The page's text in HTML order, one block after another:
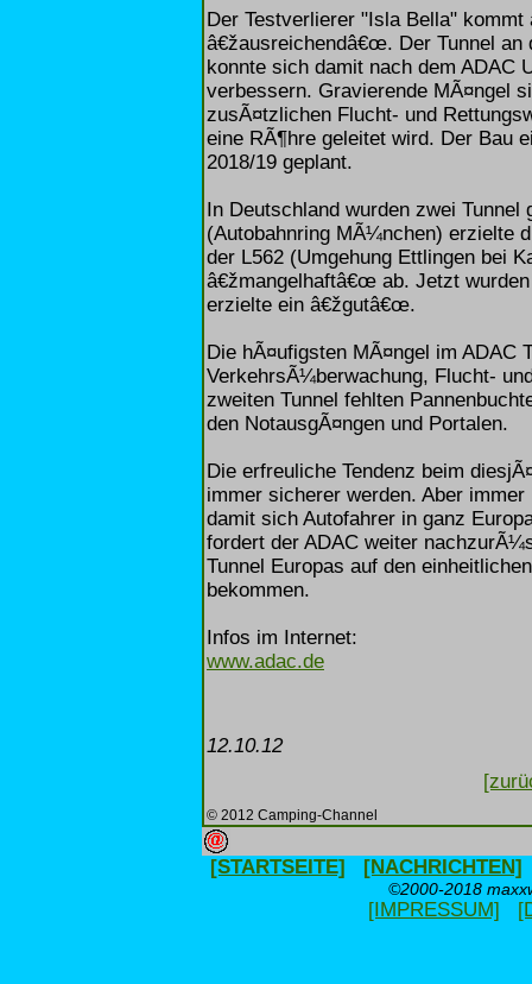
Der Testverlierer "Isla Bella"
â€žausreichendâ€œ. Der Tunnel an
konnte sich damit nach dem ADAC
verbessern. Gravierende MÃ¤ngel
zusÃ¤tzlichen Flucht- und
eine RÃ¶hre geleitet wird. Der Bau
2018/19 geplant.
In Deutschland wurden zwei Tunnel
(Autobahnring MÃ¼nchen) erzielte
der L562 (Umgehung Ettlingen bei
â€žmangelhaftâ€œ ab. Jetzt
erzielte ein â€žgutâ€œ.
Die hÃ¤ufigsten MÃ¤ngel im ADAC
VerkehrsÃ¼berwachung, Flucht-
zweiten Tunnel fehlten
den NotausgÃ¤ngen und Portalen.
Die erfreuliche Tendenz beim
immer sicherer werden. Aber
damit sich Autofahrer in ganz
fordert der ADAC weiter
Tunnel Europas auf den
bekommen.
Infos im Internet:
www.adac.de
12.10.12
© 2012 Camping-Channel
[STARTSEITE] [NACHRICHTEN]
©2000-2018
[IMPRESSUM]